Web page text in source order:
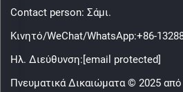
Contact person: Σάμι.
Κινητό/WeChat/WhatsApp:+86-
Ηλ. Διεύθυνση:[email protected]
Πνευματικά Δικαιώματα © 2025 από